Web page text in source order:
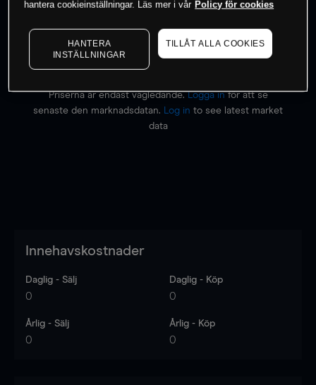
Börja handla
Priserna är endast vägledande.Logga inför att se
senaste den marknadsdatan.
Log in to see latest market
data
Innehavskostnader
Daglig - Sälj
0
Daglig - Köp
0
Årlig - Sälj
0
Årlig - Köp
0
hantera cookieinställningar. Läs mer i vår Policy för cookies
HANTERA
INSTÄLLNINGAR
TILLÅT ALLA COOKIES